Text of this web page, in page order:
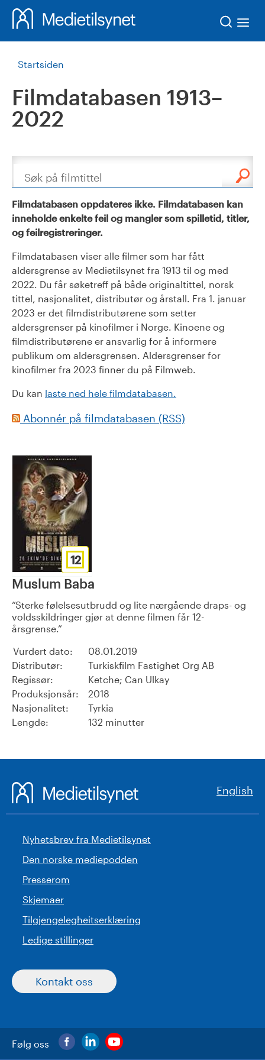
Startsiden
Filmdatabasen 1913–
2022
Søk
Filmdatabasen oppdateres ikke. Filmdatabasen kan
inneholde enkelte feil og mangler som spilletid, titler,
og feilregistreringer.
Filmdatabasen viser alle filmer som har fått
aldersgrense av Medietilsynet fra 1913 til og med
2022. Du får søketreff på både originaltittel, norsk
tittel, nasjonalitet, distributør og årstall. Fra 1. januar
2023 er det filmdistributørene som setter
aldersgrenser på kinofilmer i Norge. Kinoene og
filmdistributørene er ansvarlig for å informere
publikum om aldersgrensen. Aldersgrenser for
kinofilmer fra 2023 finner du på Filmweb.
Du kan laste ned hele filmdatabasen.
Abonnér på filmdatabasen (RSS)
12
Muslum Baba
Sterke følelsesutbrudd og lite nærgående draps- og
voldsskildringer gjør at denne filmen får 12-
årsgrense.
Vurdert dato:
08.01.2019
Distributør:
Turkiskfilm Fastighet Org AB
Regissør:
Ketche; Can Ulkay
Produksjonsår:
2018
Nasjonalitet:
Tyrkia
Lengde:
132 minutter
English
Nyhetsbrev fra Medietilsynet
Den norske mediepodden
Presserom
Skjemaer
Tilgjengelegheitserklæring
Ledige stillinger
Kontakt oss
Følg oss